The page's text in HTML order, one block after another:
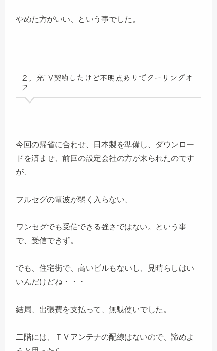
やめた方がいい、という事でした。
２，光TV契約したけど不明点ありでクーリングオ
フ
今回の帰省に合わせ、日本製を準備し、ダウンロー
ドを済ませ、前回の設定会社の方が来られたのです
が、
フルセグの電波が弱く入らない、
ワンセグでも受信できる強さではない。という事
で、受信できず。
でも、住宅街で、高いビルもないし、見晴らしはい
いんだけどね・・・
結局、出張費を支払って、無駄使いでした。
二階には、ＴＶアンテナの配線はないので、諦めよ